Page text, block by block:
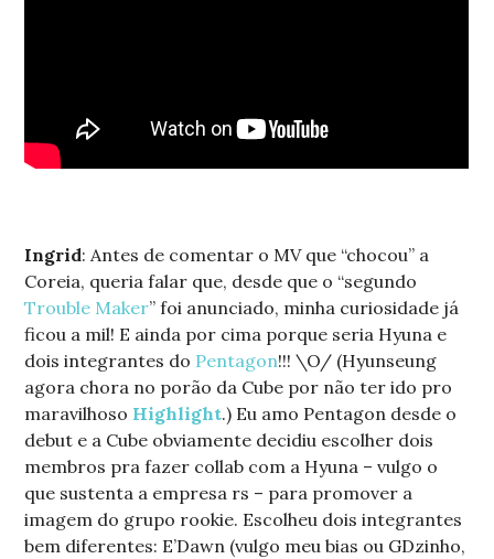
Ingrid: Antes de comentar o MV que “chocou” a
Coreia, queria falar que, desde que o “segundo
Trouble Maker” foi anunciado, minha curiosidade já
ficou a mil! E ainda por cima porque seria Hyuna e
dois integrantes do Pentagon!!! \O/ (Hyunseung
agora chora no porão da Cube por não ter ido pro
maravilhoso Highlight.) Eu amo Pentagon desde o
debut e a Cube obviamente decidiu escolher dois
membros pra fazer collab com a Hyuna – vulgo o
que sustenta a empresa rs – para promover a
imagem do grupo rookie. Escolheu dois integrantes
bem diferentes: E’Dawn (vulgo meu bias ou GDzinho,